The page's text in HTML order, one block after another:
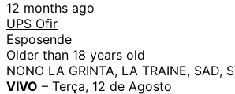
12 months ago
UPS Ofir
Esposende
Older than 18 years old
NONO LA GRINTA, LA TRAINE, SAD,
VIVO – Terça, 12 de Agosto